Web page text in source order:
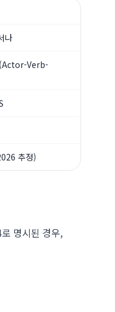
나
(Actor-Verb-
추정)
명시된 경우,